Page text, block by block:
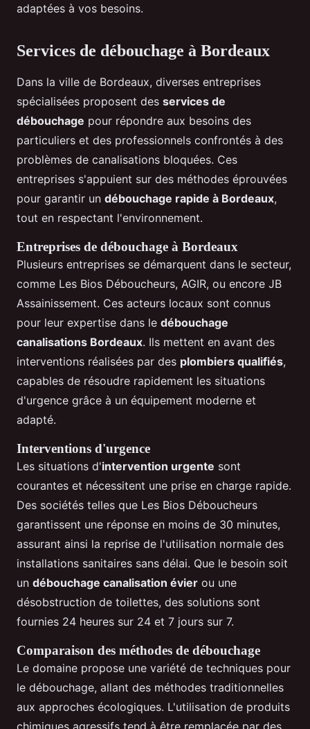
adaptées à vos besoins.
Services de débouchage à Bordeaux
Dans la ville de Bordeaux, diverses entreprises
spécialisées proposent des services de
débouchage pour répondre aux besoins des
particuliers et des professionnels confrontés à des
problèmes de canalisations bloquées. Ces
entreprises s'appuient sur des méthodes éprouvées
pour garantir un débouchage rapide à Bordeaux,
tout en respectant l'environnement.
Entreprises de débouchage à Bordeaux
Plusieurs entreprises se démarquent dans le secteur,
comme Les Bios Déboucheurs, AGIR, ou encore JB
Assainissement. Ces acteurs locaux sont connus
pour leur expertise dans le débouchage
canalisations Bordeaux. Ils mettent en avant des
interventions réalisées par des plombiers qualifiés,
capables de résoudre rapidement les situations
d'urgence grâce à un équipement moderne et
adapté.
Interventions d'urgence
Les situations d'intervention urgente sont
courantes et nécessitent une prise en charge rapide.
Des sociétés telles que Les Bios Déboucheurs
garantissent une réponse en moins de 30 minutes,
assurant ainsi la reprise de l'utilisation normale des
installations sanitaires sans délai. Que le besoin soit
un débouchage canalisation évier ou une
désobstruction de toilettes, des solutions sont
fournies 24 heures sur 24 et 7 jours sur 7.
Comparaison des méthodes de débouchage
Le domaine propose une variété de techniques pour
le débouchage, allant des méthodes traditionnelles
aux approches écologiques. L'utilisation de produits
chimiques agressifs tend à être remplacée par des